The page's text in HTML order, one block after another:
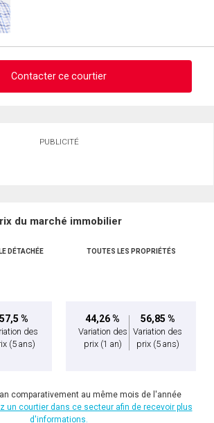
Contacter ce courtier
PUBLICITÉ
du marché immobilier
DÉTACHÉE
57,5 %
des
(5 ans)
TOUTES LES PROPRIÉTÉS
44,26 %
Variation des
prix (1 an)
56,85 %
Variation des
prix (5 ans)
comparativement au même mois de l'année
un courtier dans ce secteur afin de recevoir plus
d'informations.